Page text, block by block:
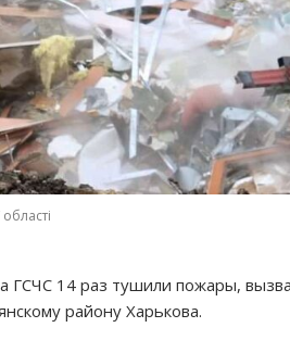
ГСЧС 14 раз тушили пожары,
району Харькова.